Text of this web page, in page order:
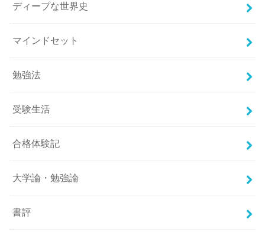
ディープな世界史
マインドセット
勉強法
受験生活
合格体験記
大学論・勉強論
書評